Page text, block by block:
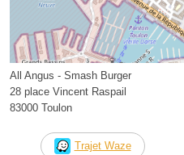
All Angus - Smash Burger
28 place Vincent Raspail
83000 Toulon
Trajet Waze